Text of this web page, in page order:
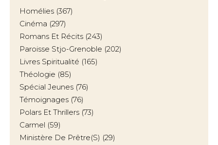
Homélies (367)
Cinéma (297)
Romans Et Récits (243)
Paroisse Stjo-Grenoble (202)
Livres Spiritualité (165)
Théologie (85)
Spécial Jeunes (76)
Témoignages (76)
Polars Et Thrillers (73)
Carmel (59)
Ministère De Prêtre(s) (29)